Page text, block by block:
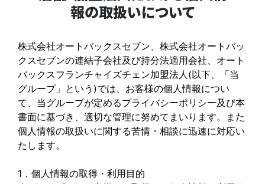
報の取扱いについて
株式会社オートバックスセブン、株式会社オートバッ
クスセブンの連結子会社及び持分法適用会社、オート
バックスフランチャイズチェン加盟法人(以下、「当
グループ」という)では、お客様の個人情報につい
て、当グループが定めるプライバシーポリシー及び本
書面に基づき、適切な管理に努めてまいります。また
個人情報の取扱いに関する苦情・相談に迅速に対応い
たします。
1．個人情報の取得・利用目的